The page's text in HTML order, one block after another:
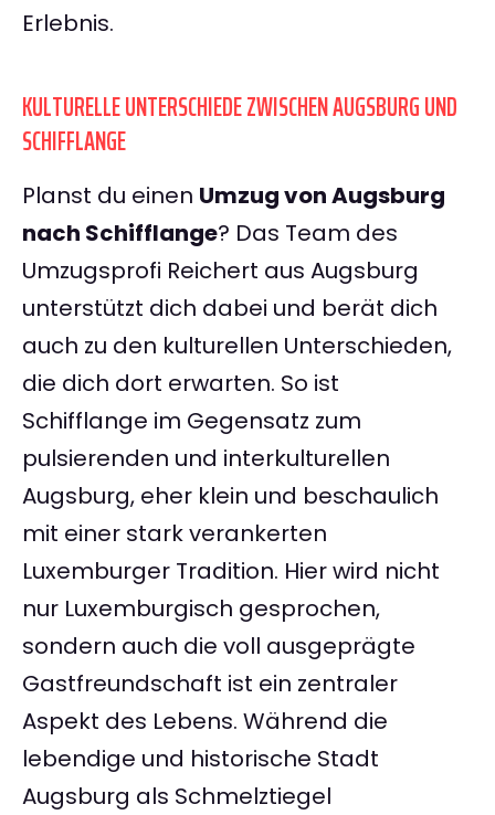
Erlebnis.
KULTURELLE UNTERSCHIEDE ZWISCHEN AUGSBURG UND
SCHIFFLANGE
Planst du einen Umzug von Augsburg
nach Schifflange? Das Team des
Umzugsprofi Reichert aus Augsburg
unterstützt dich dabei und berät dich
auch zu den kulturellen Unterschieden,
die dich dort erwarten. So ist
Schifflange im Gegensatz zum
pulsierenden und interkulturellen
Augsburg, eher klein und beschaulich
mit einer stark verankerten
Luxemburger Tradition. Hier wird nicht
nur Luxemburgisch gesprochen,
sondern auch die voll ausgeprägte
Gastfreundschaft ist ein zentraler
Aspekt des Lebens. Während die
lebendige und historische Stadt
Augsburg als Schmelztiegel